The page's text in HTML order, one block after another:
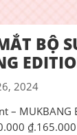
BỘ
2024
–